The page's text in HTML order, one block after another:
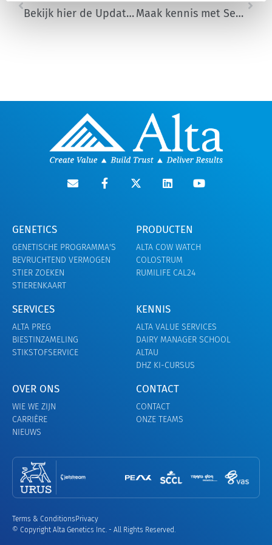
Bekijk hier de Update stierenkaart Maak kennis met Senne Van Hecke
GENETICS
GENETISCHE PROGRAMMA'S
BEVRUCHTEND VERMOGEN
STIER ZOEKEN
STIERENKAART
PRODUCTEN
ALTA COW WATCH
COLOSTRUM
RUMILIFE CAL24
SERVICES
ALTA PREG
BIESTINZAMELING
STIKSTOFSERVICE
KENNIS
ALTA VALUE SERVICES
DAIRY MANAGER SCHOOL
ALTAU
DHZ KI-CURSUS
OVER ONS
WIE WE ZIJN
CARRIÈRE
NIEUWS
CONTACT
CONTACT
ONZE TEAMS
Terms & ConditionsPrivacy
© Copyright Alta Genetics Inc. - All Rights Reserved.